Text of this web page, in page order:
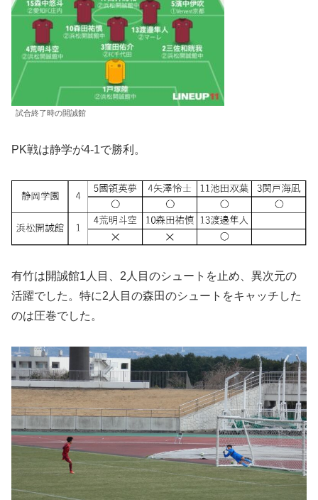
試合終了時の開誠館
PK戦は静学が4-1で勝利。
有竹は開誠館1人目、2人目のシュートを止め、異次元の
活躍でした。特に2人目の森田のシュートをキャッチした
のは圧巻でした。